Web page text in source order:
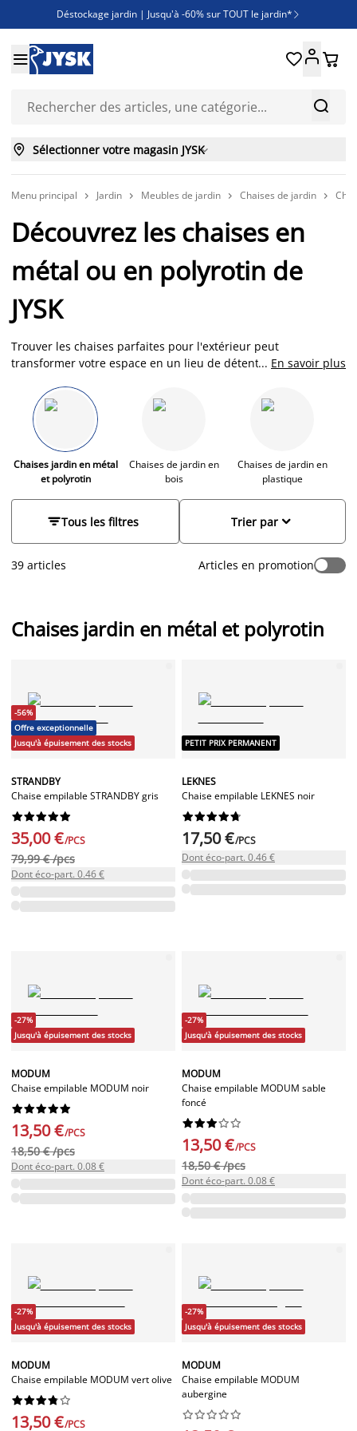
Déstockage jardin | Jusqu'à -60% sur TOUT le jardin* 
Jusqu'à -50% sur une sélection literie
Découvrez les nouveautés de la collection


 
 Sélectionner votre magasin JYSK
Menu principal  Jardin  Meubles de jardin  Chaises de jardin 
Découvrez les chaises en
métal ou en polyrotin de
JYSK
Trouver les chaises parfaites pour l'extérieur peut
transformer votre espace en un lieu de détente et de
en métal ou en polyrotin, alliant résistance et élégance pour
votre espace extérieur. Imaginez vos repas en famille, les
soirées entre amis, ou simplement les moments de détente
en plein air. Rien de tel que des chaises confortables et
durables pour passer un bon moment, que ce soit pour vos
invités ou pour vous.
... En savoir plus
Chaises jardin en métal
et polyrotin
Chaises de jardin en
bois
Chaises de jardin en
plastique
Tous les filtres 
Trier par
39 articles Articles en promotion
Chaises jardin en métal et polyrotin
-56%
Offre exceptionnelle
Jusqu'à épuisement des stocks
STRANDBY
Chaise empilable STRANDBY gris






35,00 €/PCS
79,99 € /pcs
Dont éco-part. 0.46 €
PETIT PRIX PERMANENT
LEKNES
Chaise empilable LEKNES noir






17,50 €/PCS
Dont éco-part. 0.46 €
-27%
Jusqu'à épuisement des stocks
MODUM
Chaise empilable MODUM noir






13,50 €/PCS
18,50 € /pcs
Dont éco-part. 0.08 €
-27%
Jusqu'à épuisement des stocks
MODUM
Chaise empilable MODUM sable
foncé






13,50 €/PCS
18,50 € /pcs
Dont éco-part. 0.08 €
-27%
Jusqu'à épuisement des stocks
MODUM
Chaise empilable MODUM vert olive






13,50 €/PCS
-27%
Jusqu'à épuisement des stocks
MODUM
Chaise empilable MODUM
aubergine





